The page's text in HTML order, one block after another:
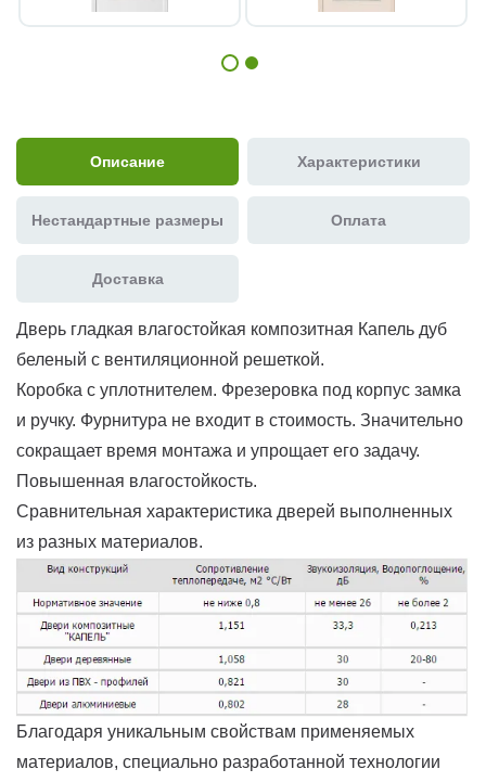
Описание Характеристики
Нестандартные размеры Оплата
Доставка
Дверь гладкая влагостойкая композитная Капель дуб
беленый с вентиляционной решеткой.
Коробка с уплотнителем. Фрезеровка под корпус замка
и ручку. Фурнитура не входит в стоимость. Значительно
сокращает время монтажа и упрощает его задачу.
Повышенная влагостойкость.
Сравнительная характеристика дверей выполненных
из разных материалов.
Благодаря уникальным свойствам применяемых
материалов, специально разработанной технологии